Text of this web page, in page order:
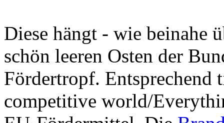
Diese hängt - wie beinahe
schön leeren Osten der
Fördertropf. Entsprechend
competitive world/